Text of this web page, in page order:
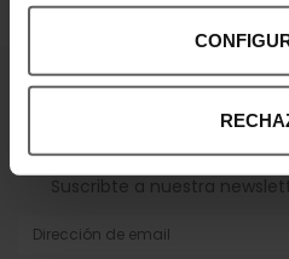
¡Entérate de
Suscribte a nuestra